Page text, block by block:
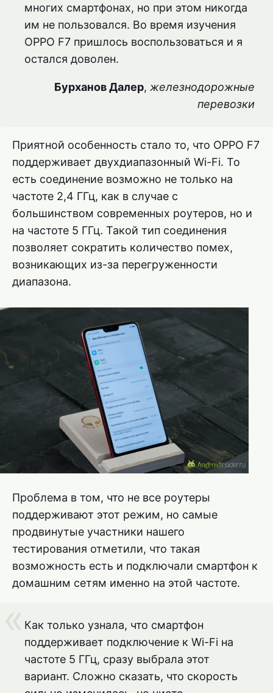
многих смартфонах, но при этом никогда
им не пользовался. Во время изучения
OPPO F7 пришлось воспользоваться и я
остался доволен.
Бурханов Далер, железнодорожные
перевозки
Приятной особенность стало то, что OPPO F7
поддерживает двухдиапазонный Wi-Fi. То
есть соединение возможно не только на
частоте 2,4 ГГц, как в случае с
большинством современных роутеров, но и
на частоте 5 ГГц. Такой тип соединения
позволяет сократить количество помех,
возникающих из-за перегруженности
диапазона.
Проблема в том, что не все роутеры
поддерживают этот режим, но самые
продвинутые участники нашего
тестирования отметили, что такая
возможность есть и подключали смартфон к
домашним сетям именно на этой частоте.
Как только узнала, что смартфон
поддерживает подключение к Wi-Fi на
частоте 5 ГГц, сразу выбрала этот
вариант. Сложно сказать, что скорость